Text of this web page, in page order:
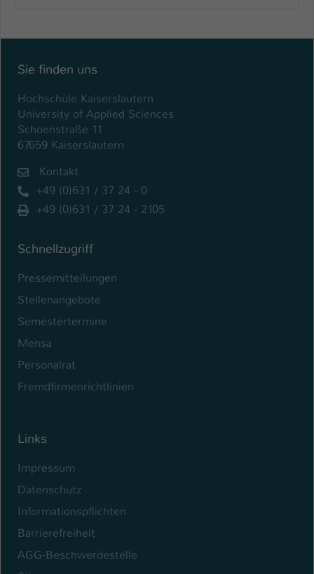
Sie finden uns
Hochschule Kaiserslautern
University of Applied Sciences
Schoenstraße 11
67659 Kaiserslautern
Kontakt
+49 (0)631 / 37 24 - 0
+49 (0)631 / 37 24 - 2105
Schnellzugriff
Pressemitteilungen
Stellenangebote
Semestertermine
Mensa
Personalrat
Fremdfirmenrichtlinien
Links
Impressum
Datenschutz
Informationspflichten
Barrierefreiheit
AGG-Beschwerdestelle